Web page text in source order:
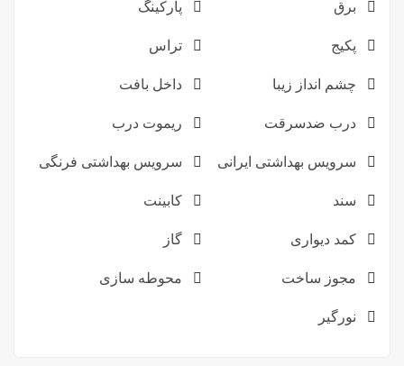
برق پارکینگ
پکیج تراس
چشم انداز زیبا داخل بافت
درب ضدسرقت ریموت درب
سرویس بهداشتی ایرانی سرویس بهداشتی فرنگی
سند کابینت
کمد دیواری گاز
مجوز ساخت محوطه سازی
نورگیر